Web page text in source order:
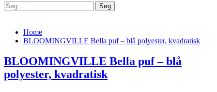
Søg
efter:
Home
BLOOMINGVILLE Bella puf – blå polyester, kvadratisk
BLOOMINGVILLE Bella puf – blå
polyester, kvadratisk